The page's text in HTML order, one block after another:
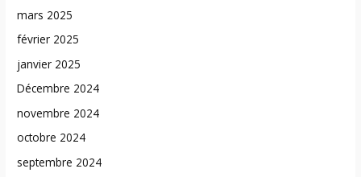
mars 2025
février 2025
janvier 2025
Décembre 2024
novembre 2024
octobre 2024
septembre 2024